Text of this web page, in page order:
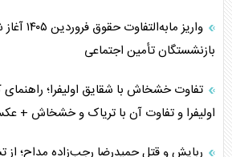
مصالحه نافرجام سعودی – اماراتی
محدودیت صادرات نفت عربستان
واریز
بازنشستگان تأمین اجتماعی
تفاوت خشخاش با شقایق اولیفرا؛ راهنمای
اولیفرا و تفاوت آن با تریاک و خشخاش +
ربایش و قتل حمیدرضا رجب‌زاده مداح؛ از